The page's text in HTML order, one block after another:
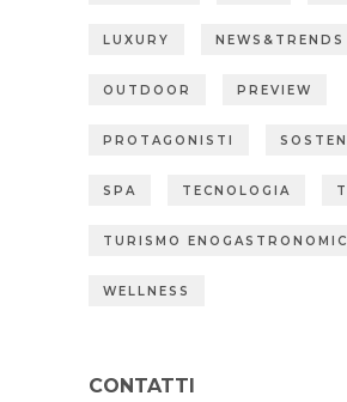
LUXURY NEWS&TRENDS
OUTDOOR PREVIEW
PROTAGONISTI
SPA TECNOLOGIA
TURISMO
WELLNESS
CONTATTI